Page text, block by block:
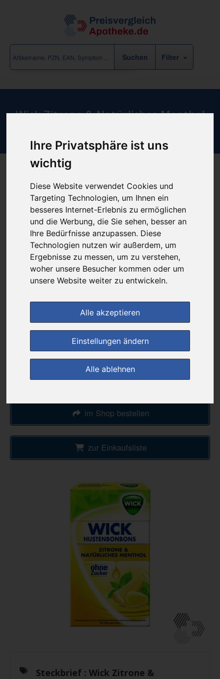
Ihre Privatsphäre ist uns
wichtig
Diese Website verwendet Cookies und
Targeting Technologien, um Ihnen ein
besseres Internet-Erlebnis zu ermöglichen
und die Werbung, die Sie sehen, besser an
Ihre Bedürfnisse anzupassen. Diese
Technologien nutzen wir außerdem, um
Ergebnisse zu messen, um zu verstehen,
woher unsere Besucher kommen oder um
unsere Website weiter zu entwickeln.
Alle akzeptieren
Einstellungen ändern
Alle ablehnen
Filter
Wick Zitrone & Natürliches Menthol
Produkt empfehlen
günstigster Produktpreis ab
1,03 €
DIE NEUE APOTHEKE
Preis pro 1 G / 0,02 €
Daten vom 06.08.2026 06:41 Uhr
im Shop bestellen
zur Einkaufsliste
Steckbrief : Wick Zitrone &